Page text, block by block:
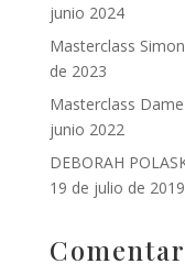
junio 2024
Masterclass
de 2023
Masterclass
junio 2022
DEBORAH
19 de julio de 2019